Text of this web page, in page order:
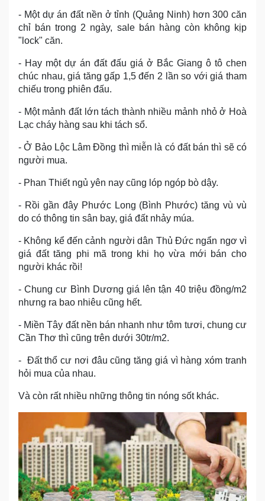
- Một dự án đất nền ở tỉnh (Quảng Ninh) hơn 300 căn
chỉ bán trong 2 ngày, sale bán hàng còn không kịp
"lock" căn.
- Hay một dự án đất đấu giá ở Bắc Giang ô tô chen
chúc nhau, giá tăng gấp 1,5 đến 2 lần so với giá tham
chiếu trong phiên đấu.
- Một mảnh đất lớn tách thành nhiều mảnh nhỏ ở Hoà
Lạc cháy hàng sau khi tách sổ.
- Ở Bảo Lộc Lâm Đồng thì miễn là có đất bán thì sẽ có
người mua.
- Phan Thiết ngủ yên nay cũng lóp ngóp bò dậy.
- Rồi gần đây Phước Long (Bình Phước) tăng vù vù
do có thông tin sân bay, giá đất nhảy múa.
- Không kể đến cảnh người dân Thủ Đức ngẩn ngơ vì
giá đất tăng phi mã trong khi họ vừa mới bán cho
người khác rồi!
- Chung cư Bình Dương giá lên tận 40 triệu đồng/m2
nhưng ra bao nhiêu cũng hết.
- Miền Tây đất nền bán nhanh như tôm tươi, chung cư
Cần Thơ thì cũng trên dưới 30tr/m2.
- Đất thổ cư nơi đâu cũng tăng giá vì hàng xóm tranh
hỏi mua của nhau.
Và còn rất nhiều những thông tin nóng sốt khác.